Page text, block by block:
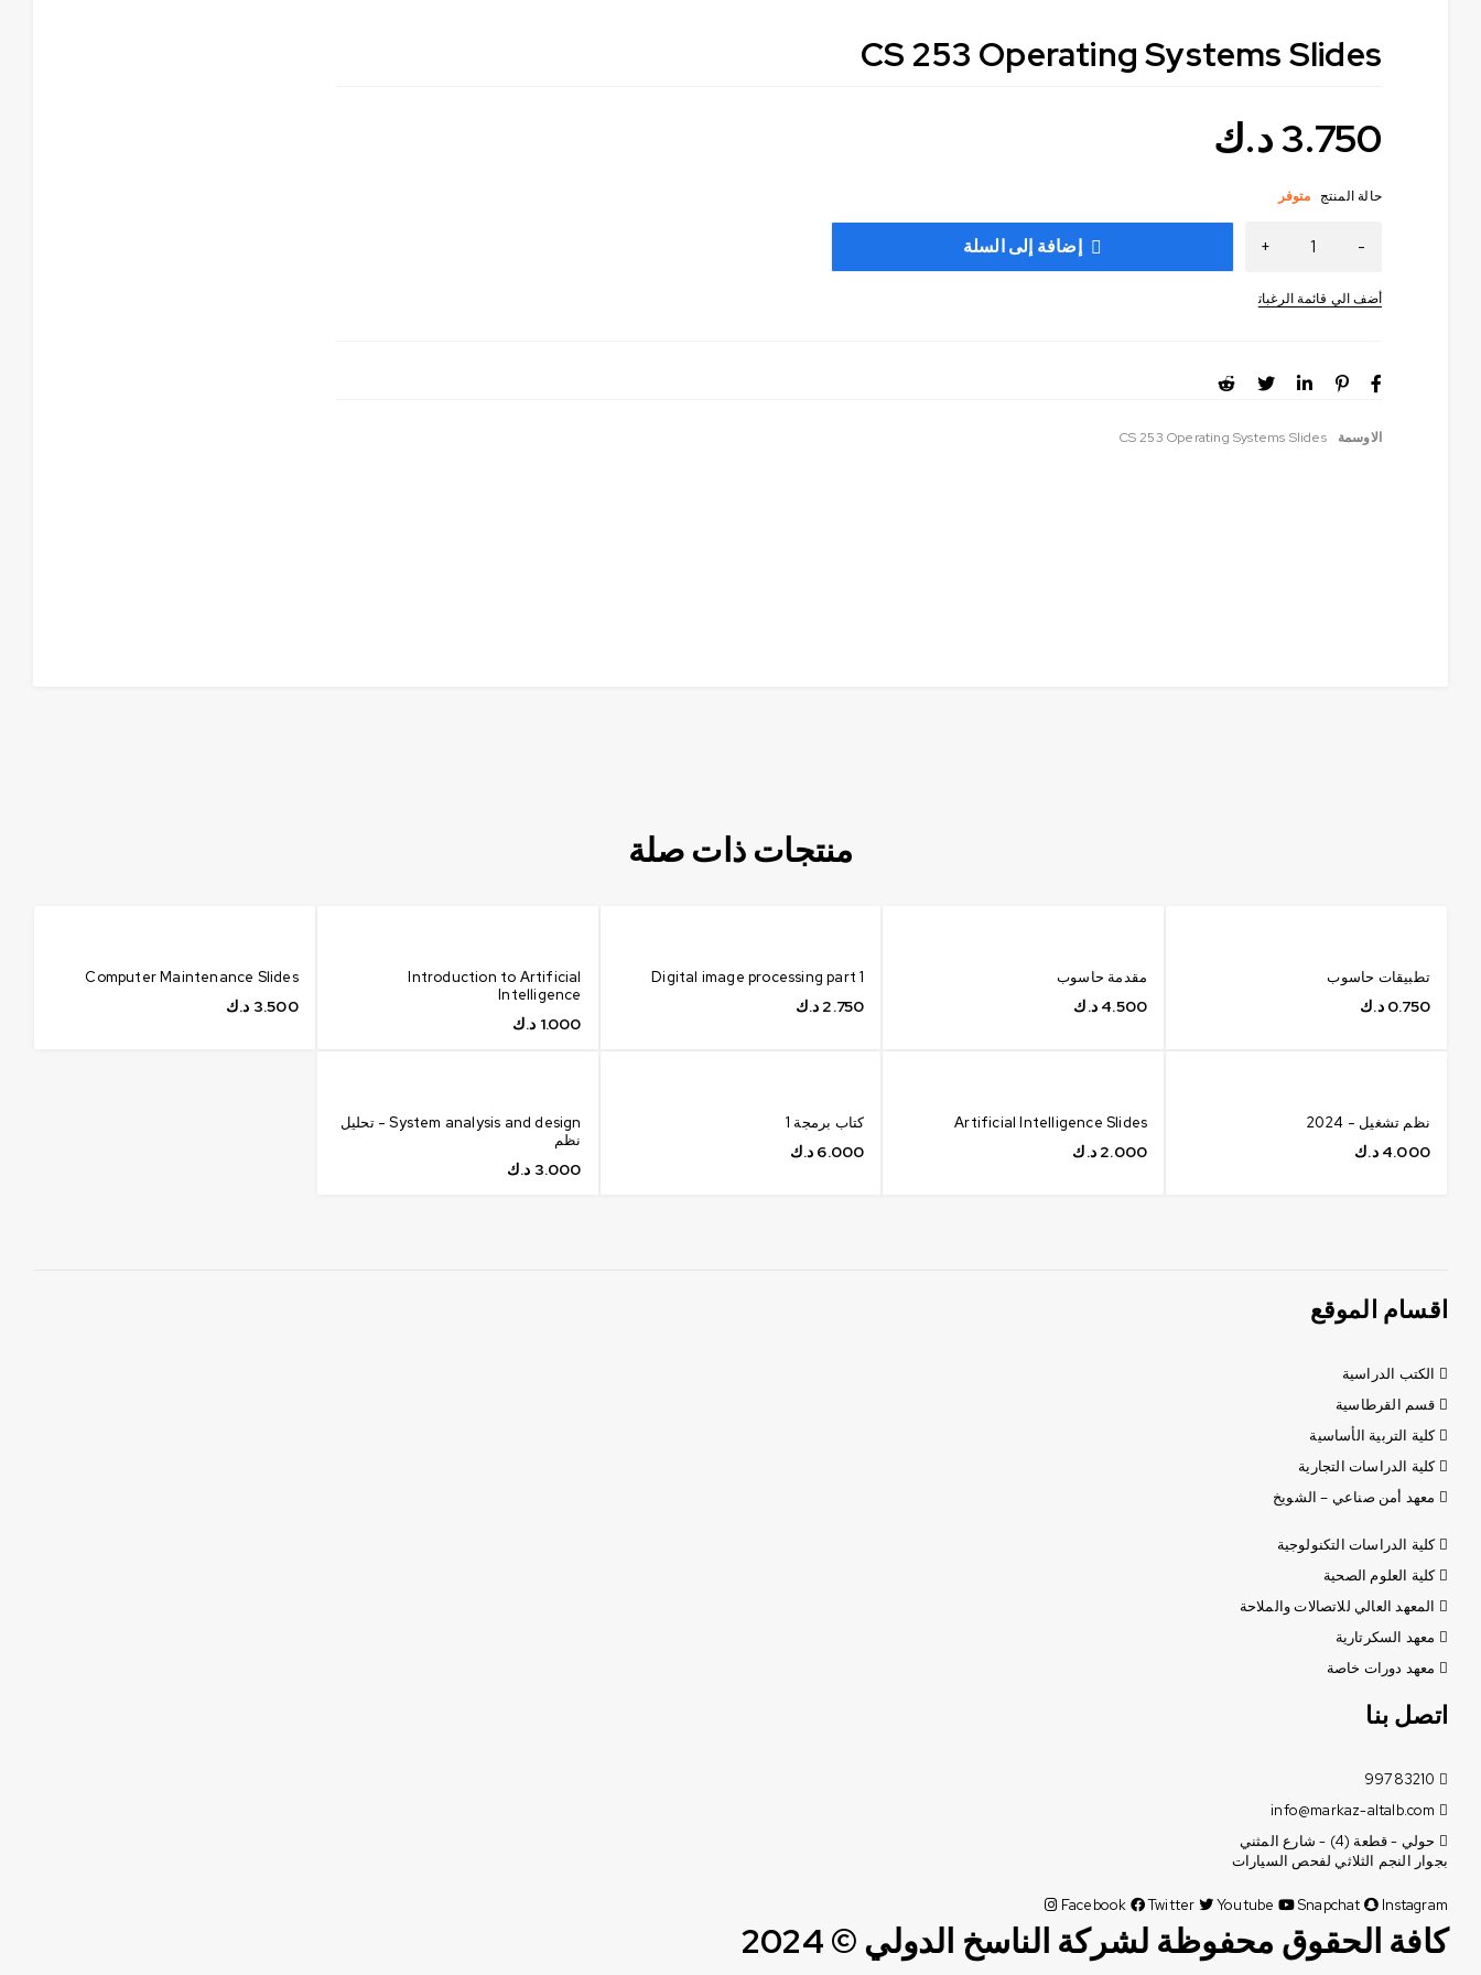
CS 253 Operating Systems Slides
3.750د.ك
حالة المنتج متوفر
إضافة إلى السلة
الاوسمة CS 253 Operating Systems Slides
منتجات ذات صلة
تطبيقات حاسوب
0.750 د.ك
مقدمة حاسوب
4.500 د.ك
Digital image processing part 1
2.750 د.ك
Introduction to Artificial
Intelligence
1.000 د.ك
Computer Maintenance Slides
3.500 د.ك
نظم تشغيل - 2024
4.000 د.ك
Artificial Intelligence Slides
2.000 د.ك
كتاب برمجة 1
6.000 د.ك
System analysis and design - تحليل
نظم
3.000 د.ك
اقسام الموقع
الكتب الدراسية
قسم القرطاسية
كلية التربية الأساسية
كلية الدراسات التجارية
معهد أمن صناعي – الشويخ
كلية الدراسات التكنولوجية
كلية العلوم الصحية
المعهد العالي للاتصالات والملاحة
معهد السكرتارية
معهد دورات خاصة
اتصل بنا
99783210
info@markaz-altalb.com
حولي - قطعة (4) - شارع المثني
بجوار النجم الثلاثي لفحص السيارات
Facebook Twitter Youtube Snapchat Instagram
كافة الحقوق محفوظة لشركة الناسخ الدولي © 2024